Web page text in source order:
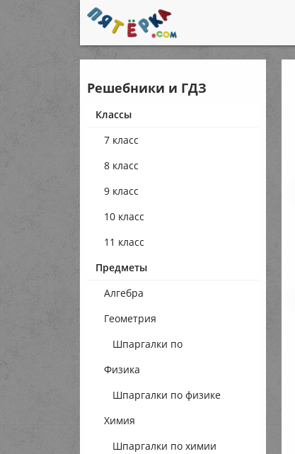
Решебники и ГДЗ
Классы
7 класс
8 класс
9 класс
10 класс
11 класс
Предметы
Алгебра
Геометрия
Шпаргалки по
геометрии
Физика
Шпаргалки по физике
Химия
Шпаргалки по химии